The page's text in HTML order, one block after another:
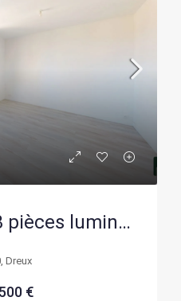
Appartement 3 pièces lumineux à Dreux centre-ville – idéal investissement ou premier achat
Dreux
€